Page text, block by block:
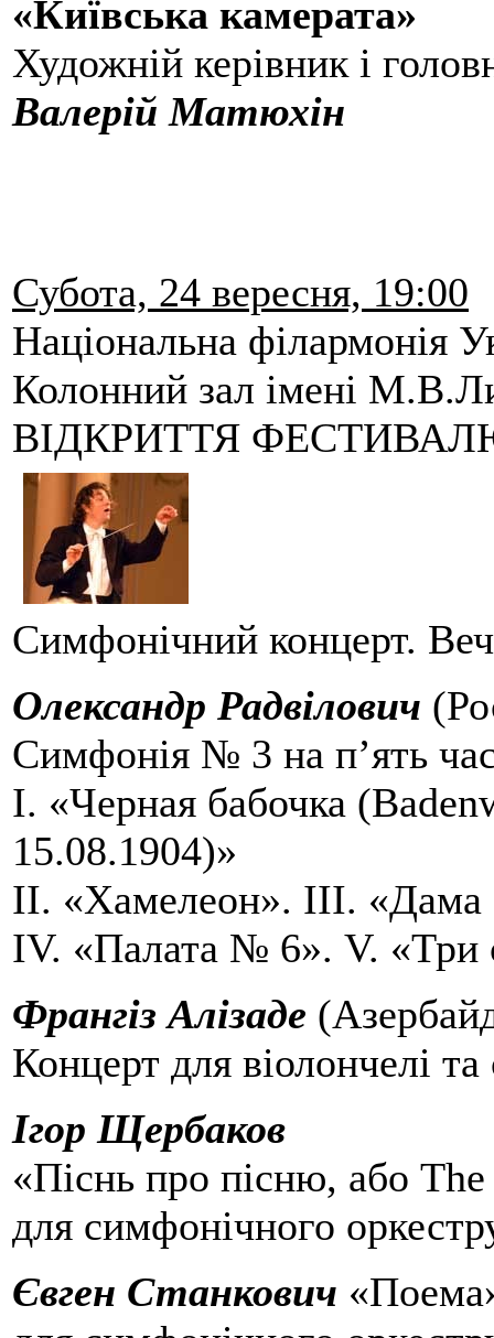
«Київська камерата»
Художній керівник і
Валерій Матюхін
Субота, 24 вересня, 19:00
Національна філармонія
Колонний зал імені
ВІДКРИТТЯ
Симфонічний концерт.
Олександр Радвілович
Симфонія № 3 на п’ять
І. «Черная бабочка
15.08.1904)»
ІІ. «Хамелеон». ІІІ. «Дама
IV. «Палата № 6». V. «Три
Франгіз Алізаде
Концерт для віолончелі
Ігор Щербаков
«Піснь про пісню, або
для симфонічного
Євген Станкович